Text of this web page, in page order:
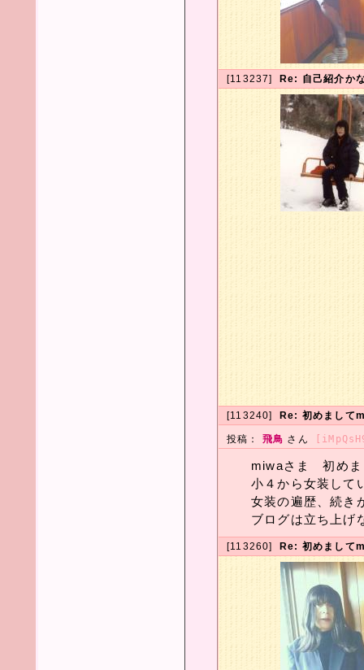
[113237] Re: 自己紹介か
[113240] Re: 初めまして
投稿： 飛鳥 さん
miwaさま 初め
小４から女装して
女装の遍歴、続き
ブログは立ち上げ
[113260] Re: 初めまして